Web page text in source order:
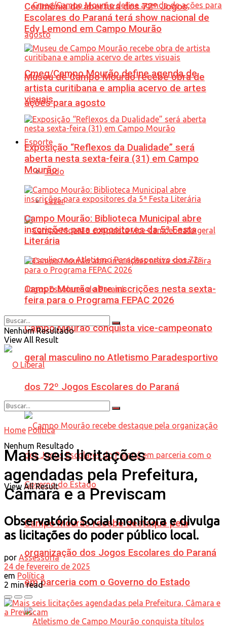
Cmeg/Campo Mourão define agenda de
ações para agosto
Esporte
Tudo
Lazer
Campo Mourão conquista vice-campeonato
geral masculino no Atletismo Paradesportivo
dos 72º Jogos Escolares do Paraná
Campo Mourão recebe destaque pela
organização dos Jogos Escolares do Paraná
em parceria com o Governo do Estado
Cerimônia de abertura dos 72º Jogos
Escolares do Paraná terá show nacional de
Edy Lemond em Campo Mourão
Museu de Campo Mourão recebe obra de
artista curitibana e amplia acervo de artes
visuais
Exposição “Reflexos da Dualidade” será
aberta nesta sexta-feira (31) em Campo
Mourão
Campo Mourão: Biblioteca Municipal abre
inscrições para expositores da 5ª Festa
Literária
Campo Mourão abre inscrições nesta sexta-
feira para o Programa FEPAC 2026
Nenhum Resultado
View All Result
Nenhum Resultado
View All Result
Home Política
Mais seis licitações
agendadas pela Prefeitura,
Câmara e a Previscam
Observatório Social monitora e divulga
as licitações do poder público local.
por Assessoria
24 de fevereiro de 2025
em Política
2 min read